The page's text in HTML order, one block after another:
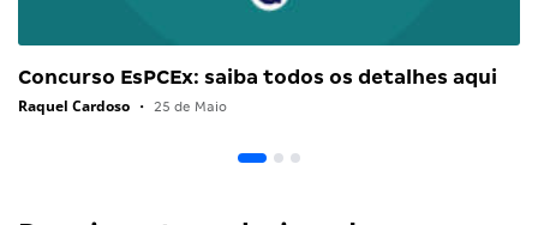
Concurso EsPCEx: saiba todos os detalhes aqui
Raquel Cardoso • 25 de Maio